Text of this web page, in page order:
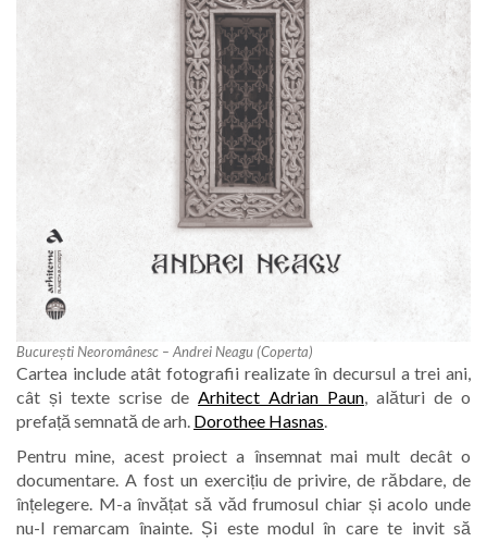
București Neoromânesc – Andrei Neagu (Coperta)
Cartea include atât fotografii realizate în decursul a trei ani,
cât și texte scrise de Arhitect Adrian Paun, alături de o
prefață semnată de arh. Dorothee Hasnas.
Pentru mine, acest proiect a însemnat mai mult decât o
documentare. A fost un exercițiu de privire, de răbdare, de
înțelegere. M-a învățat să văd frumosul chiar și acolo unde
nu-l remarcam înainte. Și este modul în care te invit să